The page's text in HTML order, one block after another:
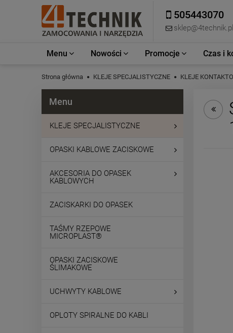
505443070
sklep@4technik.pl
Menu Nowości Promocje Czas i
Strona główna KLEJE SPECJALISTYCZNE KLEJE
Menu
KLEJE SPECJALISTYCZNE
OPASKI KABLOWE ZACISKOWE
AKCESORIA DO OPASEK
KABLOWYCH
ZACISKARKI DO OPASEK
TAŚMY RZEPOWE
MICROPLAST®
OPASKI ZACISKOWE
ŚLIMAKOWE
UCHWYTY KABLOWE
OPLOTY SPIRALNE DO KABLI